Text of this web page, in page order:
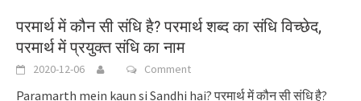
परमार्थ में कौन सी संधि है? परमार्थ शब्द का संधि विच्छेद,
परमार्थ में प्रयुक्त संधि का नाम
2020-12-06 Comment
Paramarth mein kaun si Sandhi hai? परमार्थ में कौन सी संधि है?